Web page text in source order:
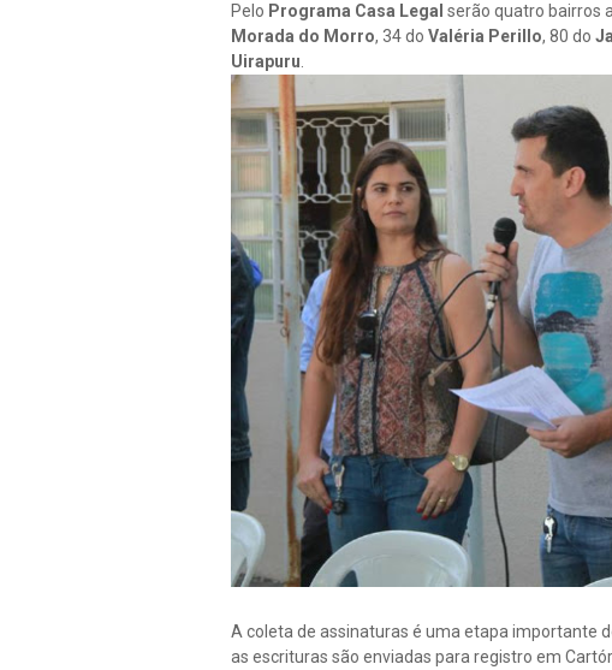
Pelo Programa Casa Legal serão quatro bairros
Morada do Morro, 34 do Valéria Perillo, 80 do
Uirapuru
A coleta de assinaturas é uma etapa importante
as escrituras são enviadas para registro em